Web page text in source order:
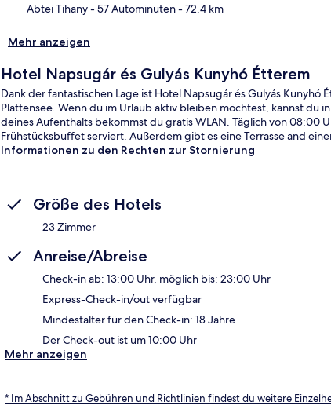
Abtei Tihany- 57 Autominuten- 72.4 km
Mehr anzeigen
Hotel Napsugár és Gulyás Kunyhó Étterem
Dank der fantastischen Lage ist Hotel Napsugár és Gulyás
Plattensee. Wenn du im Urlaub aktiv bleiben möchtest, kannst du
deines Aufenthalts bekommst du gratis WLAN. Täglich von 08:00
Frühstücksbuffet serviert. Außerdem gibt es eine Terrasse and
Informationen zu den Rechten zur Stornierung
Größe des Hotels
23 Zimmer
Anreise/Abreise
Check-in ab: 13:00 Uhr, möglich bis: 23:00 Uhr
Express-Check-in/out verfügbar
Mindestalter für den Check-in: 18 Jahre
Der Check-out ist um 10:00 Uhr
Mehr anzeigen
* Im Abschnitt zu Gebühren und Richtlinien findest du weitere